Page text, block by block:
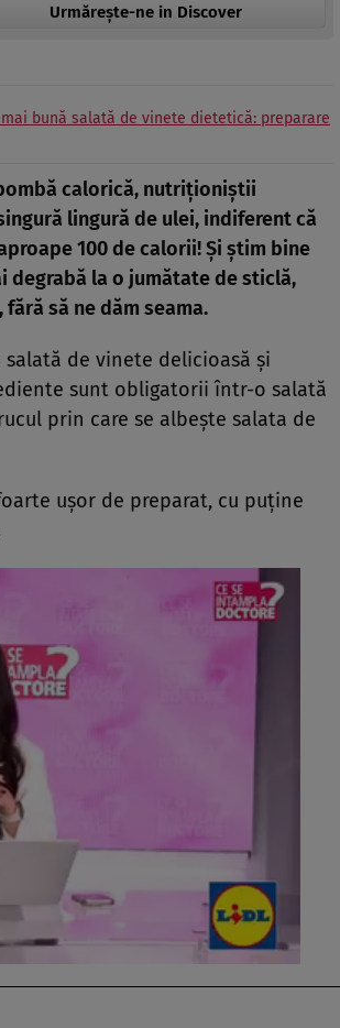
Urmărește-ne in Discover
mai bună salată de vinete dietetică: preparare
calorică, nutriționiștii
lingură de ulei, indiferent că
100 de calorii! Și știm bine
degrabă la o jumătate de sticlă,
să ne dăm seama.
de vinete delicioasă și
sunt obligatorii într-o salată
prin care se albește salata de
ușor de preparat, cu puține